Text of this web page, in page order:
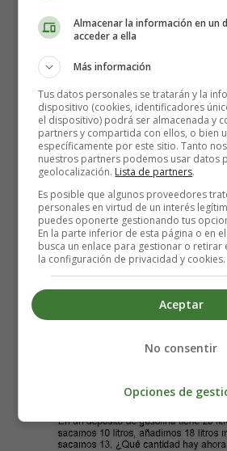
Recursos educativos
Taller de matemáticas
restas variadas.
En mi clase habían 35 niños, se
llegaron nuevos 11. ¿Cuántos
clase?.
Almacenar la información en un
acceder a ella
Más información
Tus datos personales se tratarán y la
dispositivo (cookies, identificadores
el dispositivo) podrá ser almacenada y
partners y compartida con ellos, o bien
específicamente por este sitio. Tanto
nuestros partners podemos usar datos
geolocalización. Lista de partners.
Es posible que algunos proveedores
personales en virtud de un interés
puedes oponerte gestionando tus
En la parte inferior de esta página o en
busca un enlace para gestionar o retirar
la configuración de privacidad y cookies.
Aceptar
No consentir
Opciones de